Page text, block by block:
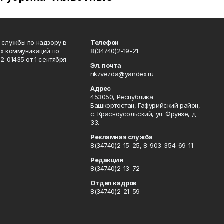
по надзору в
коммуникаций по
от 1 сентября
Телефон
8(34740)2-19-21
Эл. почта
rikzvezda@yandex.ru
Адрес
453050, Республика
Башкортостан, Гафурийский район,
с. Красноусольский, ул. Фрунзе, д.
33.
Рекламная служба
8(34740)2-15-25, 8-903-354-69-11
Редакция
8(34740)2-13-72
Отдел кадров
8(34740)2-21-59